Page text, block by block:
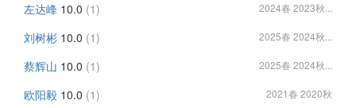
左达峰 10.0 (1) 2024春 2023秋...
刘树彬 10.0 (1) 2025春 2024秋...
蔡辉山 10.0 (1) 2025春 2024秋...
欧阳毅 10.0 (1) 2021春 2020秋